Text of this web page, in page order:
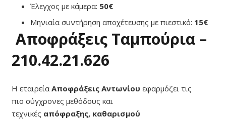
Έλεγχος με κάμερα: 50€
Μηνιαία συντήρηση αποχέτευσης με πιεστικό: 15€
Αποφράξεις Ταμπούρια –
210.42.21.626
Η εταιρεία Αποφράξεις Αντωνίου εφαρμόζει τις
πιο σύγχρονες μεθόδους και
τεχνικές απόφραξης, καθαρισμού